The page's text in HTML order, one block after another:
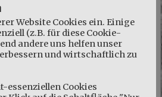
KOMMENTARE
Website Cookies ein. Einige
(z.B. für diese Cookie-
andere uns helfen unser
und wirtschaftlich zu
essenziellen Cookies